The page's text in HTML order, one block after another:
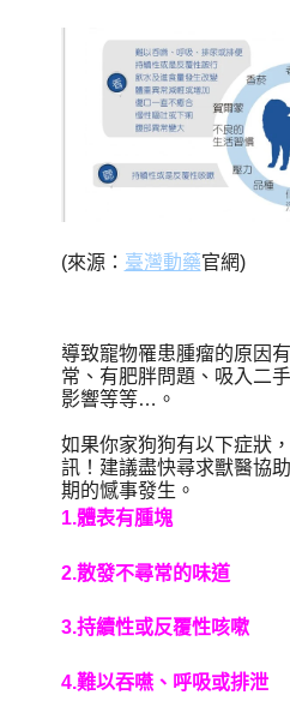
(來源： 臺灣動藥官網)
導致寵物罹患腫瘤的原因
常、有肥胖問題、吸入二
影響等等…。
如果你家狗狗有以下症狀
訊！建議盡快尋求獸醫協
期的憾事發生。
1.體表有腫塊
2.散發不尋常的味道
3.持續性或反覆性咳嗽
4.難以吞嚥、呼吸或排泄